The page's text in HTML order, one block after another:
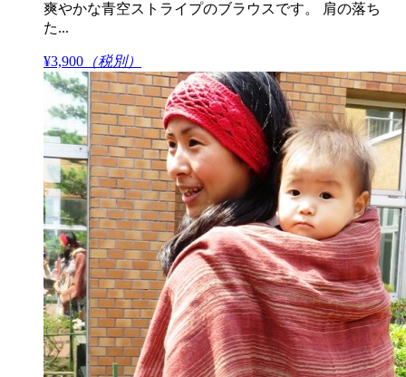
爽やかな青空ストライプのブラウスです。 肩の落ち
た...
¥3,900 （税別）